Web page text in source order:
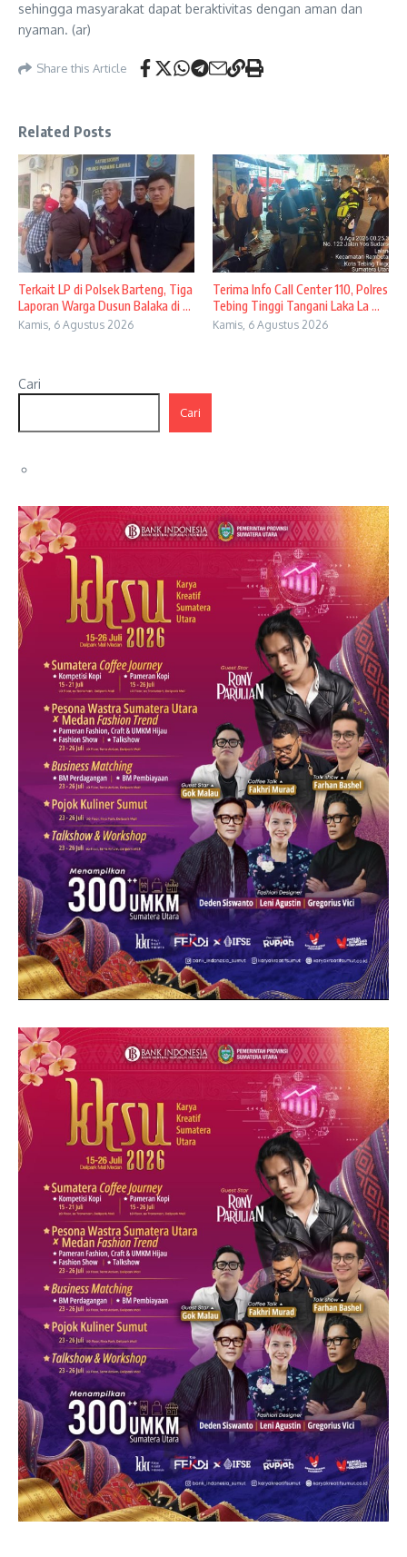
sehingga masyarakat dapat beraktivitas dengan aman dan
nyaman. (ar)
Share this Article
Related Posts
Terkait LP di Polsek Barteng, Tiga
Laporan Warga Dusun Balaka di ...
Kamis, 6 Agustus 2026
Terima Info Call Center 110, Polres
Tebing Tinggi Tangani Laka La ...
Kamis, 6 Agustus 2026
Cari
Cari